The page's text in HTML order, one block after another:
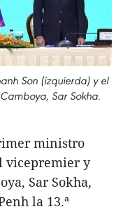
Son (izquierda) y el
Sar Sokha.
ministro
vicepremier y
Sar Sokha,
la 13.ª